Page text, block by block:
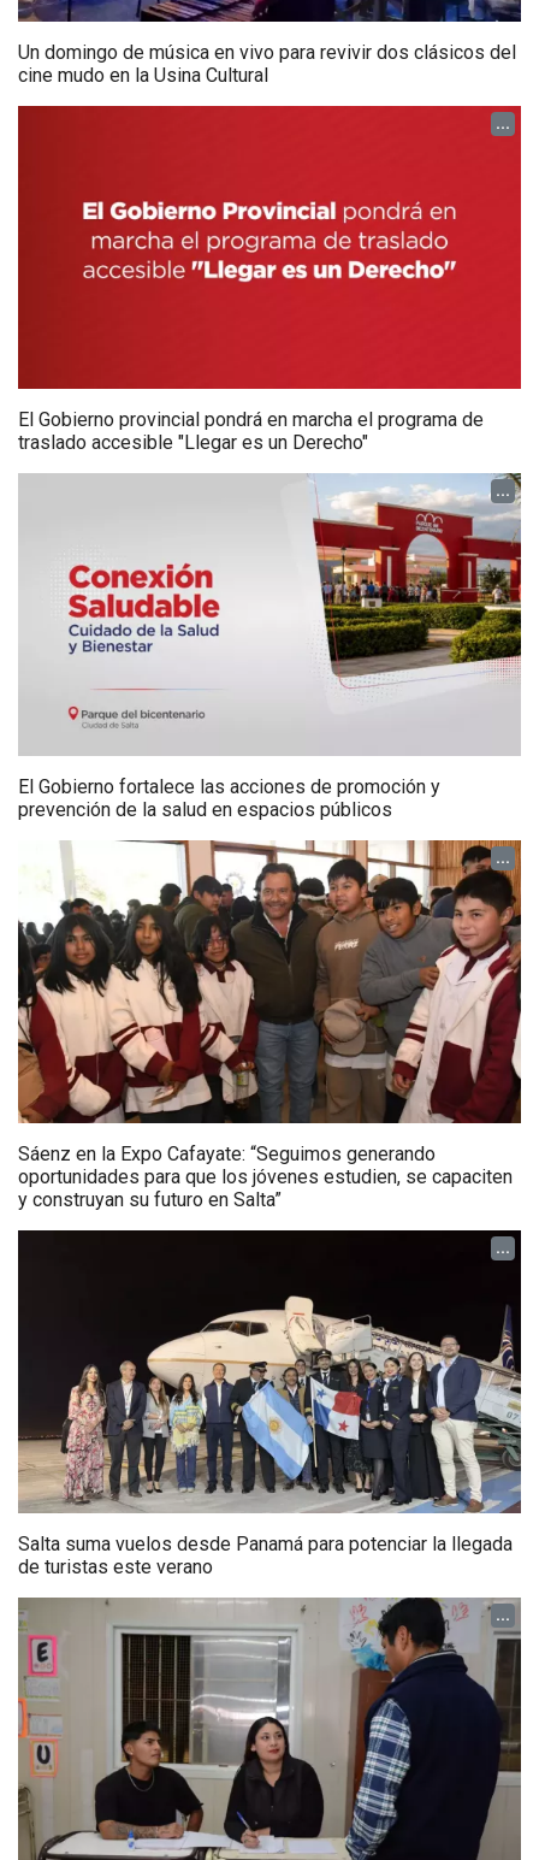
Un domingo de música en vivo para revivir dos clásicos del
cine mudo en la Usina Cultural
...
El Gobierno provincial pondrá en marcha el programa de
traslado accesible "Llegar es un Derecho"
...
El Gobierno fortalece las acciones de promoción y
prevención de la salud en espacios públicos
...
Sáenz en la Expo Cafayate: “Seguimos generando
oportunidades para que los jóvenes estudien, se capaciten
y construyan su futuro en Salta”
...
Salta suma vuelos desde Panamá para potenciar la llegada
de turistas este verano
...